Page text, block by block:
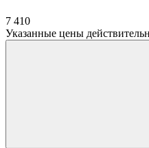
7 410
Указанные цены